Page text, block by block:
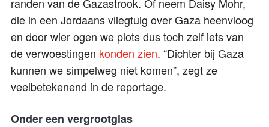
die in een Jordaans vliegtuig over Gaza heenvloog
en door wier ogen we plots dus toch zelf iets van
de verwoestingen konden zien. “Dichter bij Gaza
kunnen we simpelweg niet komen”, zegt ze
veelbetekenend in de reportage.
Onder een vergrootglas